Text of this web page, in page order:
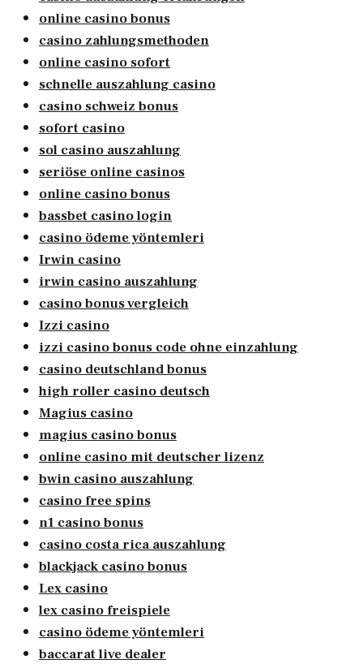
online casino bonus
casino zahlungsmethoden
online casino sofort
schnelle auszahlung casino
casino schweiz bonus
sofort casino
sol casino auszahlung
seriöse online casinos
online casino bonus
bassbet casino login
casino ödeme yöntemleri
Irwin casino
irwin casino auszahlung
casino bonus vergleich
Izzi casino
izzi casino bonus code ohne einzahlung
casino deutschland bonus
high roller casino deutsch
Magius casino
magius casino bonus
online casino mit deutscher lizenz
bwin casino auszahlung
casino free spins
n1 casino bonus
casino costa rica auszahlung
blackjack casino bonus
Lex casino
lex casino freispiele
casino ödeme yöntemleri
baccarat live dealer